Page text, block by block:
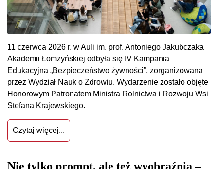
11 czerwca 2026 r. w Auli im. prof. Antoniego Jakubczaka
Akademii Łomżyńskiej odbyła się IV Kampania
Edukacyjna „Bezpieczeństwo żywności”, zorganizowana
przez Wydział Nauk o Zdrowiu. Wydarzenie zostało objęte
Honorowym Patronatem Ministra Rolnictwa i Rozwoju Wsi
Stefana Krajewskiego.
Czytaj więcej...
Nie tylko prompt, ale też wyobraźnia –